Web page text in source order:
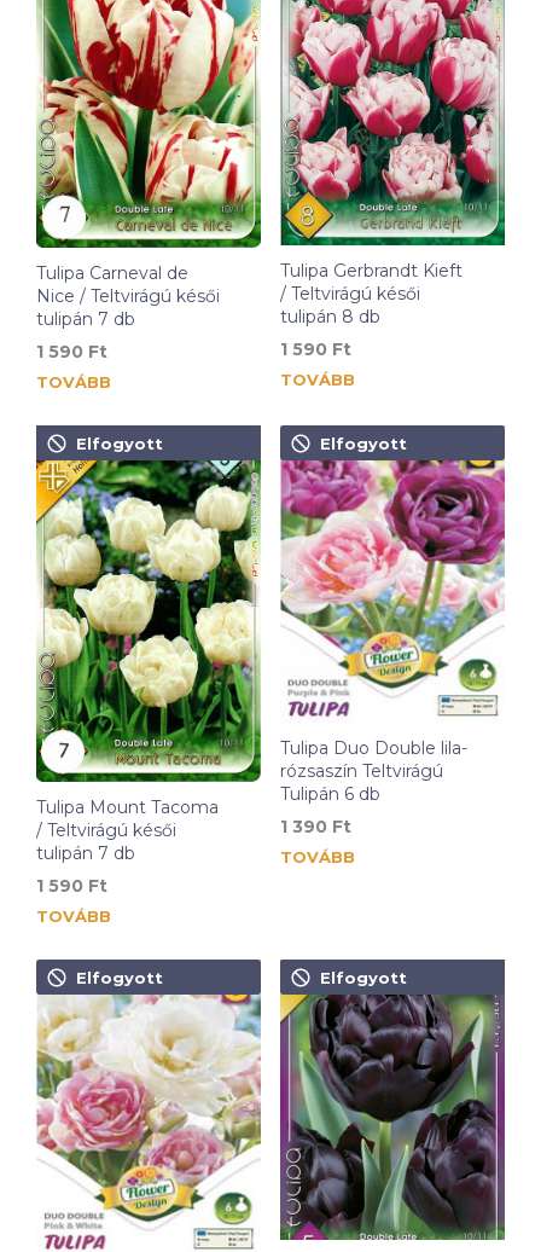
Tulipa Carneval de
Nice / Teltvirágú késői
tulipán 7 db
1 590 Ft
TOVÁBB
Tulipa Gerbrandt Kieft
/ Teltvirágú késői
tulipán 8 db
1 590 Ft
TOVÁBB
Tulipa Mount Tacoma
/ Teltvirágú késői
tulipán 7 db
1 590 Ft
Elfogyott
TOVÁBB
Tulipa Duo Double lila-
rózsaszín Teltvirágú
Tulipán 6 db
1 390 Ft
Elfogyott
TOVÁBB
Elfogyott Elfogyott